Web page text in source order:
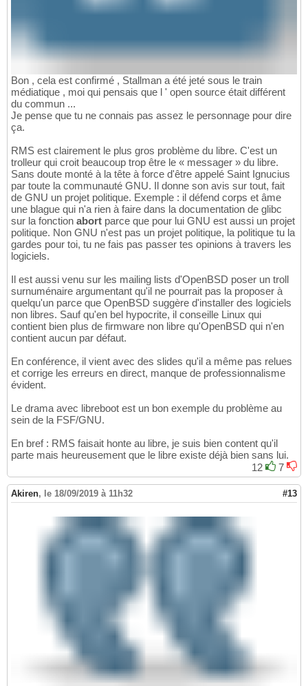
Bon , cela est confirmé , Stallman a été jeté sous le train
médiatique , moi qui pensais que l ' open source était différent
du commun ...
Je pense que tu ne connais pas assez le personnage pour dire
ça.
RMS est clairement le plus gros problème du libre. C'est un
trolleur qui croit beaucoup trop être le « messager » du libre.
Sans doute monté à la tête à force d'être appelé Saint Ignucius
par toute la communauté GNU. Il donne son avis sur tout, fait
de GNU un projet politique. Exemple : il défend corps et âme
une blague qui n'a rien à faire dans la documentation de glibc
sur la fonction abort parce que pour lui GNU est aussi un projet
politique. Non GNU n'est pas un projet politique, la politique tu la
gardes pour toi, tu ne fais pas passer tes opinions à travers les
logiciels.
Il est aussi venu sur les mailing lists d'OpenBSD poser un troll
surnuménaire argumentant qu'il ne pourrait pas la proposer à
quelqu'un parce que OpenBSD suggère d'installer des logiciels
non libres. Sauf qu'en bel hypocrite, il conseille Linux qui
contient bien plus de firmware non libre qu'OpenBSD qui n'en
contient aucun par défaut.
En conférence, il vient avec des slides qu'il a même pas relues
et corrige les erreurs en direct, manque de professionnalisme
évident.
Le drama avec libreboot est un bon exemple du problème au
sein de la FSF/GNU.
En bref : RMS faisait honte au libre, je suis bien content qu'il
parte mais heureusement que le libre existe déjà bien sans lui.
12
7
Akiren, le 18/09/2019 à 11h32 #13